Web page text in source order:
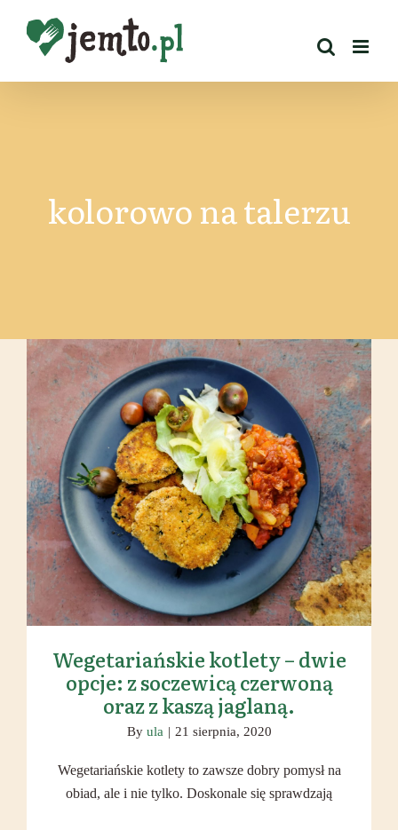
zawartości
kolorowo na talerzu
Wegetariańskie kotlety – dwie
opcje: z soczewicą czerwoną oraz z
kaszą jaglaną.
Wegetariańskie kotlety – dwie
opcje: z soczewicą czerwoną
oraz z kaszą jaglaną.
By ula | 21 sierpnia, 2020
Wegetariańskie kotlety to zawsze dobry pomysł na
obiad, ale i nie tylko. Doskonale się sprawdzają